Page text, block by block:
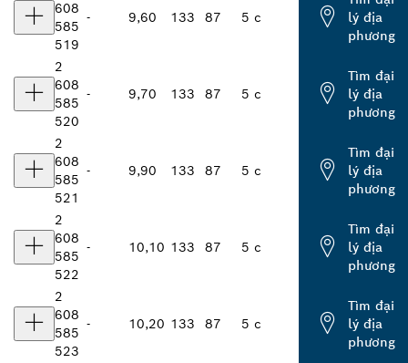
608
585
519
- 9,60 133 87 5 c
lý địa
phương
2
608
585
520
- 9,70 133 87 5 c
Tìm đại
lý địa
phương
2
608
585
521
- 9,90 133 87 5 c
Tìm đại
lý địa
phương
2
608
585
522
- 10,10 133 87 5 c
Tìm đại
lý địa
phương
2
608
585
523
- 10,20 133 87 5 c
Tìm đại
lý địa
phương